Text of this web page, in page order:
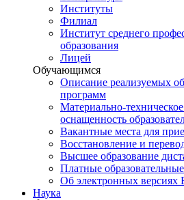
Институты
Филиал
Институт среднего
образования
Лицей
Обучающимся
Описание реализуемых
программ
Материально-
оснащенность
Вакантные места для
Восстановление и
Высшее образование
Платные
Об электронных версиях
Наука